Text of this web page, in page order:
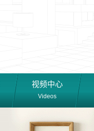
视频中心
Videos